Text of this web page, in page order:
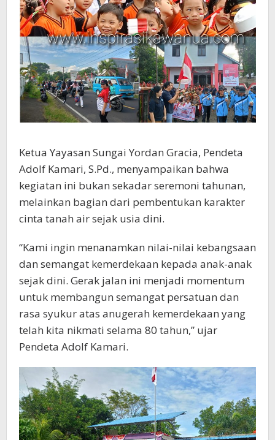
Ketua Yayasan Sungai Yordan Gracia, Pendeta
Adolf Kamari, S.Pd., menyampaikan bahwa
kegiatan ini bukan sekadar seremoni tahunan,
melainkan bagian dari pembentukan karakter
cinta tanah air sejak usia dini.
“Kami ingin menanamkan nilai-nilai kebangsaan
dan semangat kemerdekaan kepada anak-anak
sejak dini. Gerak jalan ini menjadi momentum
untuk membangun semangat persatuan dan
rasa syukur atas anugerah kemerdekaan yang
telah kita nikmati selama 80 tahun,” ujar
Pendeta Adolf Kamari.